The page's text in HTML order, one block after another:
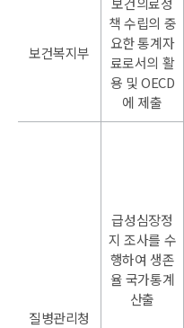
보건복지부
책 수립의 중
요한 통계자
료로서의 활
용 및 OECD
에 제출
질병관리청
급성심장정
지 조사를 수
행하여 생존
율 국가통계
산출